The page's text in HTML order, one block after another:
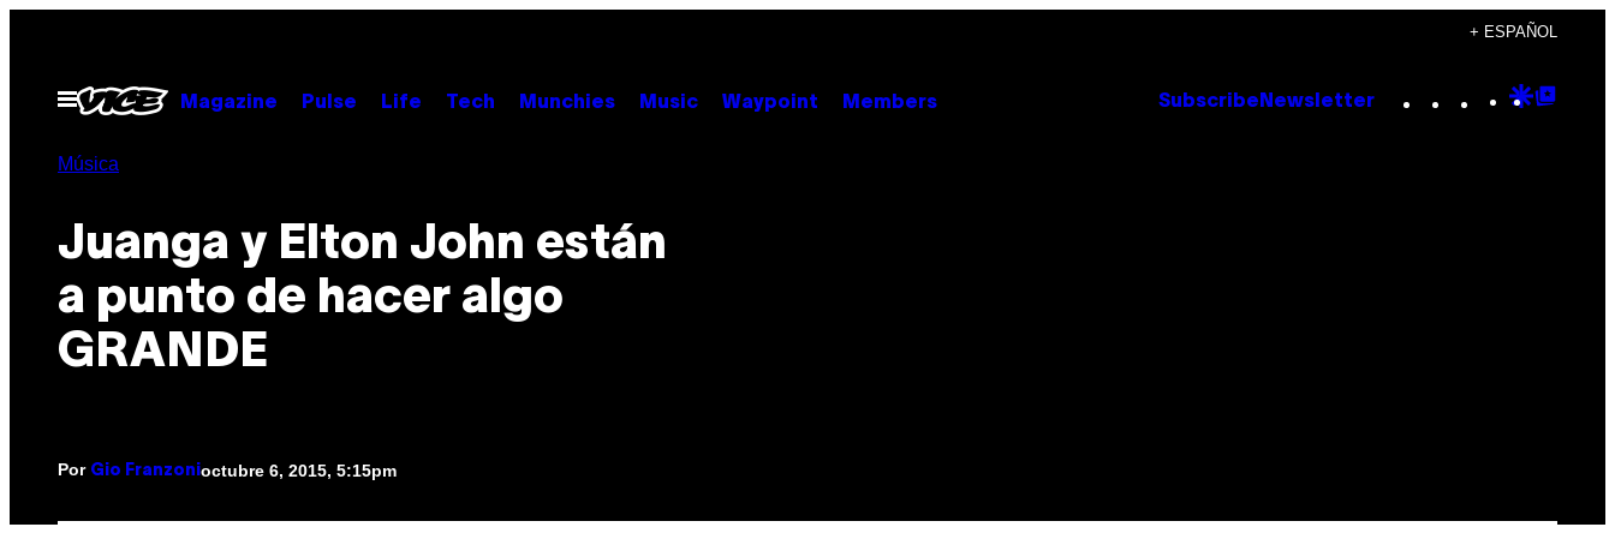
contenido
+ ESPAÑOL
Abrir
Menú
Magazine Pulse Life Tech Munchies Music Waypoint Members Subscribe Newsletter Instagram
TikTok
YouTube
Google
Música
Juanga y Elton John están
a punto de hacer algo
GRANDE
Por Gio Franzoni octubre 6, 2015, 5:15pm